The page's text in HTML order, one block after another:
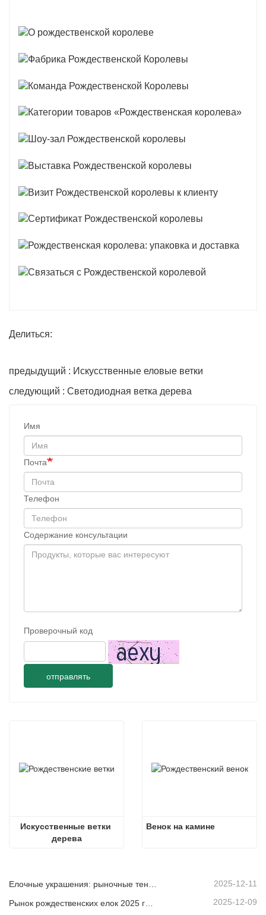
Делиться:
предыдущий : Искусственные еловые ветки
следующий : Светодиодная ветка дерева
Имя
Почта
Телефон
Содержание консультации
Проверочный код
отправлять
Искусственные ветки
дерева
Венок на камине
Елочные украшения: рыночные тенденции, анализ цепочки поставок и руководство по закупкам на 2025 год. 2025-12-11
2025-12-09